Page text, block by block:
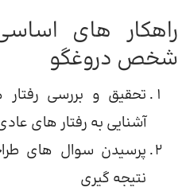
راهکار های
شخص دروغگو
تحقیق و بررسی
آشنایی به رفتار های
پرسیدن سوال های
نتیجه گیری